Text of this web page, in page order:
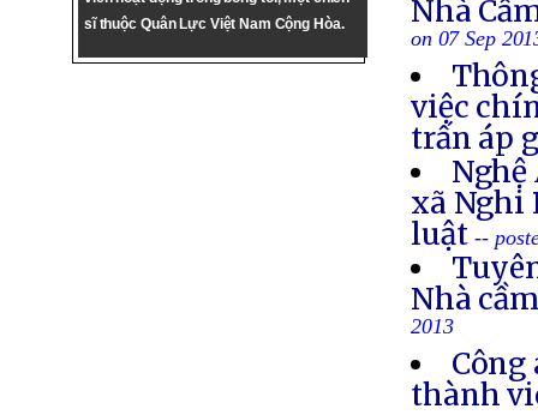
sĩ thuộc Quân Lực Việt Nam Cộng Hòa.
Nhà
on 07 Sep
việc
trấn áp
Nghệ
xã Nghi
luật--
Nhà
2013
thành